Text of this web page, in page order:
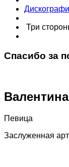
Три
Спасибо за
Певица
Заслуженная